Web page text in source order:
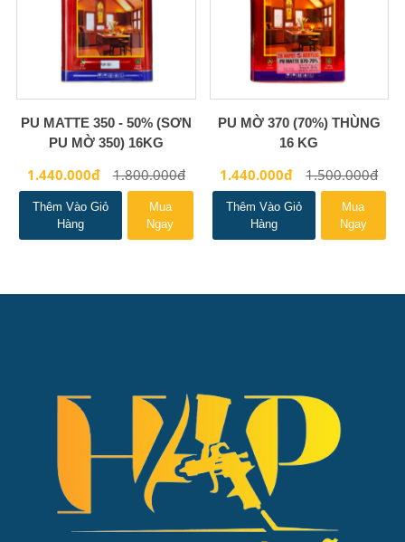
PU MATTE 350 - 50% (SƠN
PU MỜ 350) 16KG
1.440.000đ 1.800.000đ
Thêm Vào Giỏ
Hàng
Mua
Ngay
PU MỜ 370 (70%) THÙNG
16 KG
1.440.000đ 1.500.000đ
Thêm Vào Giỏ
Hàng
Mua
Ngay